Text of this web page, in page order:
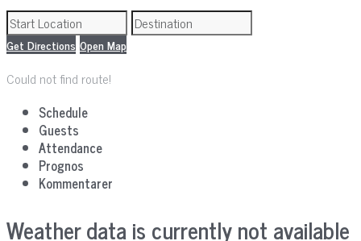
Get Directions Open Map
Could not find route!
Schedule
Guests
Attendance
Prognos
Kommentarer
Weather data is currently not available